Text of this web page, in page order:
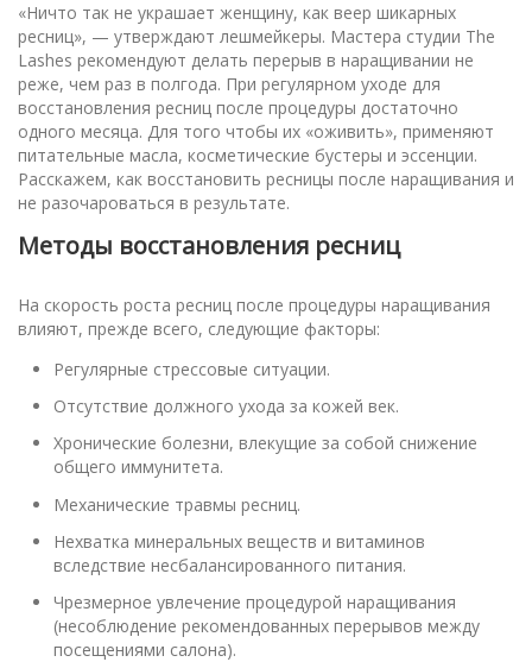
«Ничто так не украшает женщину, как веер шикарных
ресниц», — утверждают лешмейкеры. Мастера студии The
Lashes рекомендуют делать перерыв в наращивании не
реже, чем раз в полгода. При регулярном уходе для
восстановления ресниц после процедуры достаточно
одного месяца. Для того чтобы их «оживить», применяют
питательные масла, косметические бустеры и эссенции.
Расскажем, как восстановить ресницы после наращивания и
не разочароваться в результате.
Методы восстановления ресниц
На скорость роста ресниц после процедуры наращивания
влияют, прежде всего, следующие факторы:
Регулярные стрессовые ситуации.
Отсутствие должного ухода за кожей век.
Хронические болезни, влекущие за собой снижение
общего иммунитета.
Механические травмы ресниц.
Нехватка минеральных веществ и витаминов
вследствие несбалансированного питания.
Чрезмерное увлечение процедурой наращивания
(несоблюдение рекомендованных перерывов между
посещениями салона).